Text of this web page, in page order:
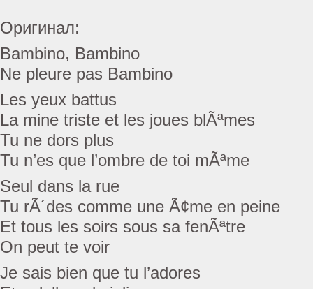
Оригинал:
Bambino, Bambino
Ne pleure pas Bambino
Les yeux battus
La mine triste et les joues blÃªmes
Tu ne dors plus
Tu n’es que l’ombre de toi mÃªme
Seul dans la rue
Tu rÃ´des comme une Ã¢me en peine
Et tous les soirs sous sa fenÃªtre
On peut te voir
Je sais bien que tu l’adores